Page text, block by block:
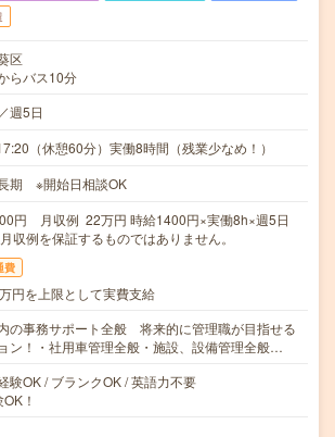
区
らバス10分
週5日
（休憩60分）実働8時間（残業少なめ！）
期 ※開始日相談OK
円 月収例 22万円 時給1400円×実働8h×週5日
収例を保証するものではありません。
費
円を上限として実費支給
の事務サポート全般 将来的に管理職が目指せる
ン！・社用車管理全般・施設、設備管理全般…
験OK / ブランクOK / 英語力不要
！